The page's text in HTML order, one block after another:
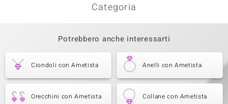
Categoria
Potrebbero anche interessarti
Ciondoli con Ametista Anelli con Ametista
Orecchini con Ametista Collane con Ametista